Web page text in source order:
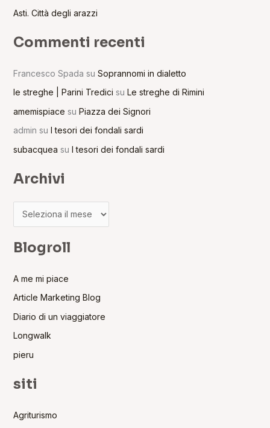
Asti. Città degli arazzi
Commenti recenti
Francesco Spada su Soprannomi in dialetto
le streghe | Parini Tredici su Le streghe di Rimini
amemispiace su Piazza dei Signori
admin su
I tesori dei fondali sardi
subacquea su I tesori dei fondali sardi
Archivi
Blogroll
A me mi piace
Article Marketing Blog
Diario di un viaggiatore
Longwalk
pieru
siti
Agriturismo